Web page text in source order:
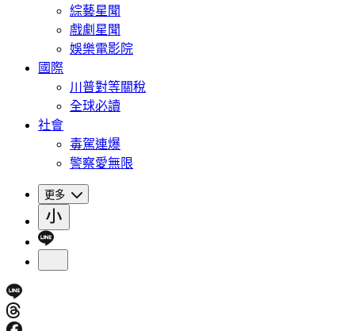
綜藝星聞
戲劇星聞
娛樂電影院
國際
川普對等關稅
全球必讀
社會
毒駕連爆
警察愛無限
更多